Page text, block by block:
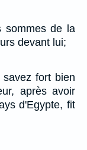
sommes de la
devant lui;
fort bien
après avoir
d'Egypte, fit